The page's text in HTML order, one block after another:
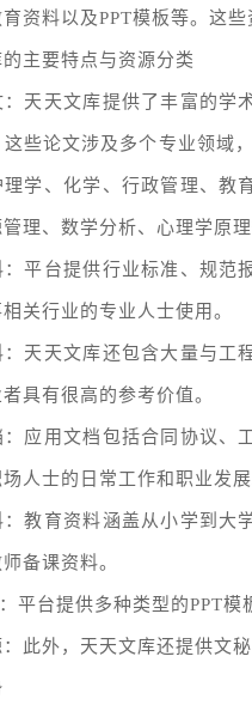
资料以及PPT模板等。这
主要特点与资源分类
：天天文库提供了丰富的学
些论文涉及多个专业领域
学、化学、行政管理、教
理、数学分析、心理学原理
：平台提供行业标准、规范
关行业的专业人士使用。
：天天文库还包含大量与工
具有很高的参考价值。
：应用文档包括合同协议、
人士的日常工作和职业发展
：教育资料涵盖从小学到大
备课资料。
平台提供多种类型的PPT
此外，天天文库还提供文